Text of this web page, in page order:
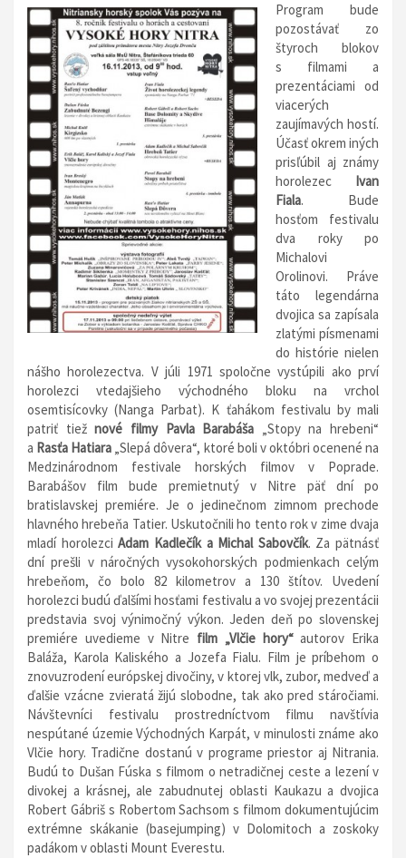
Program bude
pozostávať zo
štyroch blokov
s filmami a
prezentáciami od
viacerých
zaujímavých hostí.
Účasť okrem iných
prisľúbil aj známy
horolezec
Ivan
Fiala. Bude
hosťom festivalu
dva roky po
Michalovi
Orolinovi. Práve
táto legendárna
dvojica sa zapísala
zlatými písmenami
do histórie nielen
nášho horolezectva. V júli 1971 spoločne vystúpili ako prví
horolezci vtedajšieho východného bloku na vrchol
osemtisícovky (Nanga Parbat). K ťahákom festivalu by mali
patriť tiežnové filmy Pavla Barabáša „Stopy na hrebeni“
a Rasťa Hatiara „Slepá dôvera“, ktoré boli v októbri ocenené na
Medzinárodnom festivale horských filmov v Poprade.
Barabášov film bude premietnutý v Nitre päť dní po
bratislavskej premiére. Je o jedinečnom zimnom prechode
hlavného hrebeňa Tatier. Uskutočnili ho tento rok v zime dvaja
mladí horolezciAdam Kadlečík a Michal Sabovčík. Za pätnásť
dní prešli v náročných vysokohorských podmienkach celým
hrebeňom, čo bolo 82 kilometrov a 130 štítov. Uvedení
horolezci budú ďalšími hosťami festivalu a vo svojej prezentácii
predstavia svoj výnimočný výkon. Jeden deň po slovenskej
premiére uvedieme v Nitre film „Vlčie hory“autorov Erika
Baláža, Karola Kaliského a Jozefa Fialu. Film je príbehom o
znovuzrodení európskej divočiny, v ktorej vlk, zubor, medveď a
ďalšie vzácne zvieratá žijú slobodne, tak ako pred stáročiami.
Návštevníci festivalu prostredníctvom filmu navštívia
nespútané územie Východných Karpát, v minulosti známe ako
Vlčie hory. Tradične dostanú v programe priestor aj Nitrania.
Budú to Dušan Fúska s filmom o netradičnej ceste a lezení v
divokej a krásnej, ale zabudnutej oblasti Kaukazu a dvojica
Robert Gábriš s Robertom Sachsom s filmom dokumentujúcim
extrémne skákanie (basejumping) v Dolomitoch a zoskoky
padákom v oblasti Mount Everestu.